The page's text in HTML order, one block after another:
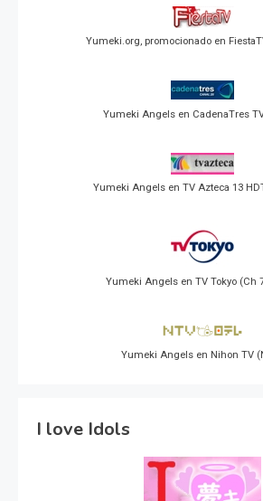
Yumeki.org, promocionado en
Yumeki Angels en CadenaTres
Yumeki Angels en TV Azteca 13
Yumeki Angels en TV Tokyo (Ch
Yumeki Angels en Nihon TV
I love Idols